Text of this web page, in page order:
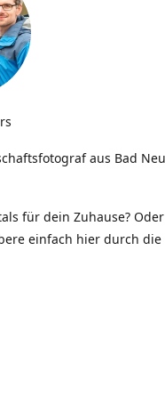
aus Bad
für dein Zuhause?
einfach hier durch